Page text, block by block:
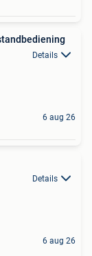
Details
6 aug 26
Details
6 aug 26